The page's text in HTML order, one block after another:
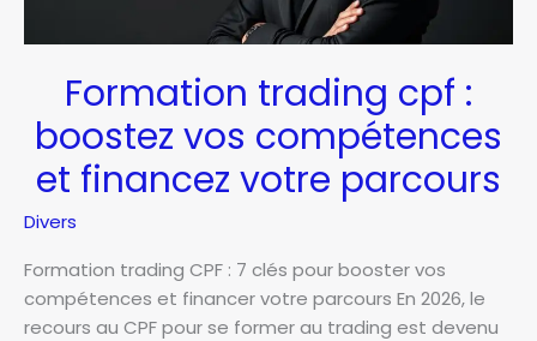
Formation trading cpf :
boostez vos compétences
et financez votre parcours
Divers
Formation trading CPF : 7 clés pour booster vos
compétences et financer votre parcours En 2026, le
recours au CPF pour se former au trading est devenu